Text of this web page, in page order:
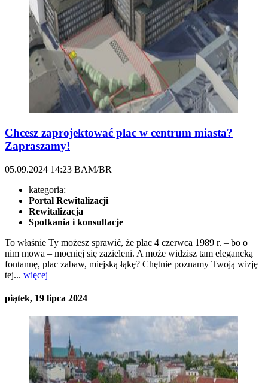
Chcesz zaprojektować plac w centrum miasta?
Zapraszamy!
05.09.2024 14:23 BAM/BR
kategoria:
Portal Rewitalizacji
Rewitalizacja
Spotkania i konsultacje
To właśnie Ty możesz sprawić, że plac 4 czerwca 1989 r. – bo o
nim mowa – mocniej się zazieleni. A może widzisz tam elegancką
fontannę, plac zabaw, miejską łąkę? Chętnie poznamy Twoją wizję
tej... więcej
piątek, 19 lipca 2024